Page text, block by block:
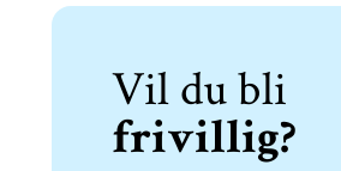
Vil du bli
frivillig?